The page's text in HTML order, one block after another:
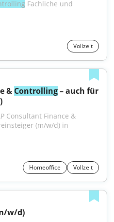
Fachliche und
Vollzeit
& Controlling – auch für
(m/w/d) in
Homeoffice Vollzeit
w/d)